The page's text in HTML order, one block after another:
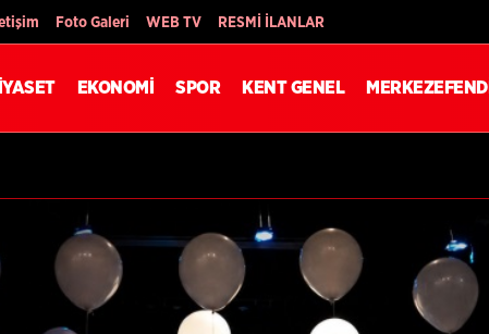
Foto Galeri WEB TV RESMİ İLANLAR
EKONOMİ SPOR KENT GENEL MERKEZEFENDİ